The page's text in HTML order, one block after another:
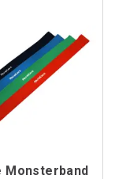
Monsterband